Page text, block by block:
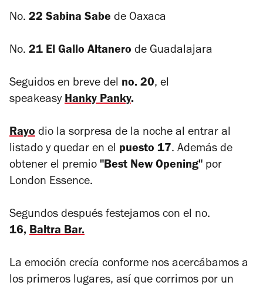
No. 22 Sabina Sabe de Oaxaca
No. 21 El Gallo Altanero de Guadalajara
Seguidos en breve del no. 20, el
speakeasy Hanky Panky.
Rayo dio la sorpresa de la noche al entrar al
listado y quedar en el puesto 17. Además de
obtener el premio "Best New Opening" por
London Essence.
Segundos después festejamos con el no.
16, Baltra Bar.
La emoción crecía conforme nos acercábamos a
los primeros lugares, así que corrimos por un